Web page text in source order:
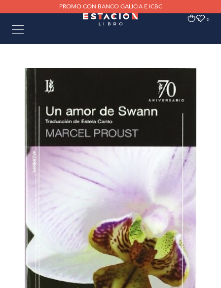
PROMO CON BANCO GALICIA E ICBC
0 0